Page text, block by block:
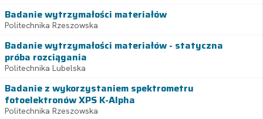
Badanie wytrzymałości materiałów
Politechnika Rzeszowska
Badanie wytrzymałości materiałów - statyczna
próba rozciągania
Politechnika Lubelska
Badanie z wykorzystaniem spektrometru
fotoelektronów XPS K-Alpha
Politechnika Rzeszowska